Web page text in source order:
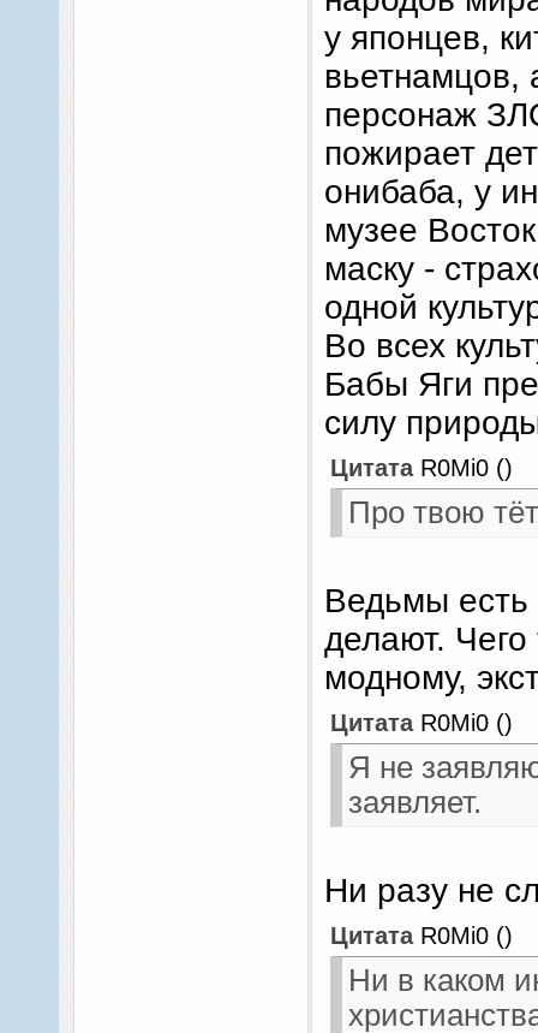
у японцев,
вьетнамцов,
персонаж
пожирает
онибаба, у
музее
маску -
одной
Во всех
Бабы Яги
силу
Цитата R0Mi0 ()
Про твою
Ведьмы
делают.
модному,
Цитата R0Mi0 ()
Я не
заявляет.
Ни разу не
Цитата R0Mi0 ()
Ни в каком